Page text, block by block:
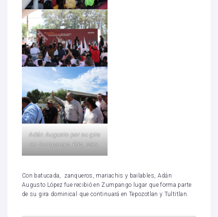
Adán Augusto por su gira
en Zumpango, Edo, Mex.
Con batucada, zanqueros, mariachis y bailables, Adán
Augusto López fue recibió en Zumpango lugar que forma parte
de su gira dominical que continuará en Tepozotlan y Tultitlan.